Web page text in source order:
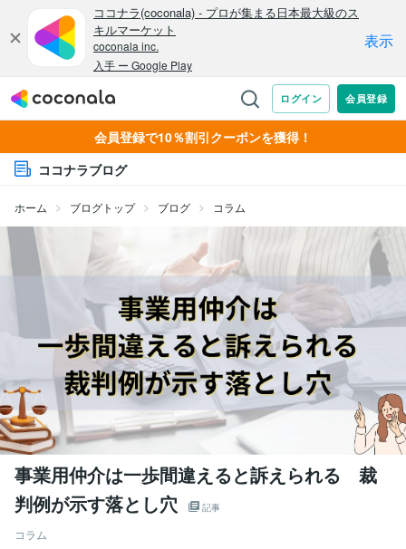
会員登録で10％割引クーポンを獲得！
ココナラブログ
ホーム ブログトップ ブログ コラム
事業用仲介は一歩間違えると訴えられる 裁
判例が示す落とし穴
記事
コラム